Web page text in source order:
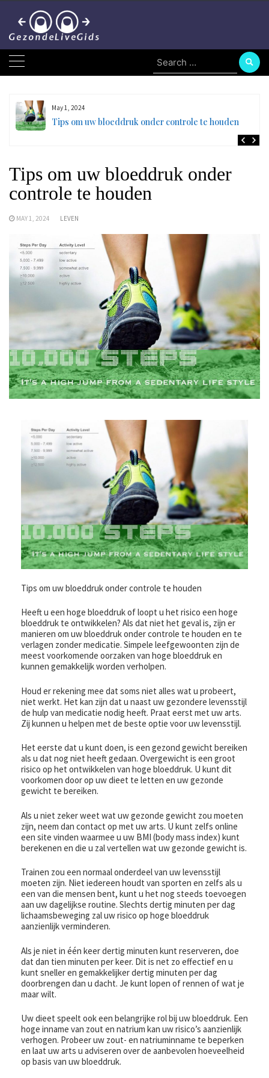
content
Search
for:
May 1, 2024
Tips om uw bloeddruk onder controle te houden
Tips om uw bloeddruk onder
controle te houden
MAY 1, 2024 LEVEN
Tips om uw bloeddruk onder controle te houden
Heeft u een hoge bloeddruk of loopt u het risico een hoge
bloeddruk te ontwikkelen? Als dat niet het geval is, zijn er
manieren om uw bloeddruk onder controle te houden en te
verlagen zonder medicatie. Simpele leefgewoonten zijn de
meest voorkomende oorzaken van hoge bloeddruk en
kunnen gemakkelijk worden verholpen.
Houd er rekening mee dat soms niet alles wat u probeert,
niet werkt. Het kan zijn dat u naast uw gezondere levensstijl
de hulp van medicatie nodig heeft. Praat eerst met uw arts.
Zij kunnen u helpen met de beste optie voor uw levensstijl.
Het eerste dat u kunt doen, is een gezond gewicht bereiken
als u dat nog niet heeft gedaan. Overgewicht is een groot
risico op het ontwikkelen van hoge bloeddruk. U kunt dit
voorkomen door op uw dieet te letten en uw gezonde
gewicht te bereiken.
Als u niet zeker weet wat uw gezonde gewicht zou moeten
zijn, neem dan contact op met uw arts. U kunt zelfs online
een site vinden waarmee u uw BMI (body mass index) kunt
berekenen en die u zal vertellen wat uw gezonde gewicht is.
Trainen zou een normaal onderdeel van uw levensstijl
moeten zijn. Niet iedereen houdt van sporten en zelfs als u
een van die mensen bent, kunt u het nog steeds toevoegen
aan uw dagelijkse routine. Slechts dertig minuten per dag
lichaamsbeweging zal uw risico op hoge bloeddruk
aanzienlijk verminderen.
Als je niet in één keer dertig minuten kunt reserveren, doe
dat dan tien minuten per keer. Dit is net zo effectief en u
kunt sneller en gemakkelijker dertig minuten per dag
doorbrengen dan u dacht. Je kunt lopen of rennen of wat je
maar wilt.
Uw dieet speelt ook een belangrijke rol bij uw bloeddruk. Een
hoge inname van zout en natrium kan uw risico’s aanzienlijk
verhogen. Probeer uw zout- en natriuminname te beperken
en laat uw arts u adviseren over de aanbevolen hoeveelheid
op basis van uw bloeddruk.